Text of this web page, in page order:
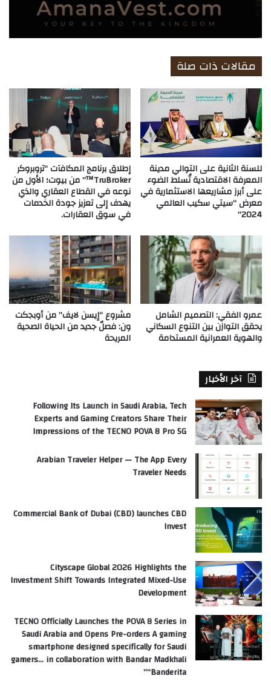
مقالات ذات صلة
للسنة الثانية على التوالي مدينة
المعرفة الاقتصادية تُسلط الضوء
على أبرز مشاريعها الاستثمارية في
معرض “سيتي سكيب العالمي
2024”
إطلاق برنامج المكافآت “تروبروكر
TruBroker™” من بيوت؛ الأول من
نوعه في القطاع العقاري والذي
يهدف إلى تعزيز جودة الخدمات
في سوق العقارات.
عمرو الفقي: التصميم الشامل
يحقق التوازن بين التنوع السكاني
والهوية العمرانية المستدامة
مشروع “إيسن لايف” من أوبجكت
ون: فصلٌ جديد من الحياة الصحية
المريحة
آخر الأخبار
Following Its Launch in Saudi Arabia, Tech
Experts and Gaming Creators Share Their
Impressions of the TECNO POVA 8 Pro 5G
Arabian Traveler Helper — The App Every
Traveler Needs
Commercial Bank of Dubai (CBD) launches CBD
Invest
Cityscape Global 2026 Highlights the
Investment Shift Towards Integrated Mixed-Use
Development
TECNO Officially Launches the POVA 8 Series in
Saudi Arabia and Opens Pre-orders A gaming
smartphone designed specifically for Saudi
gamers… in collaboration with Bandar Madkhali
“Banderita”